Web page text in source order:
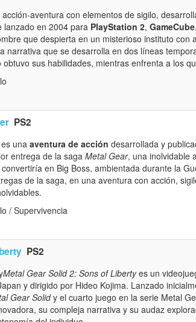
aventura con elementos de sigilo,
lanzado en 2004 para PlayStation 2, GameCube
que despierta en un misterioso instituto con
narrativa que se desarrolla en dos líneas
sus habilidades, mientras enfrenta a los
PS2
una aventura de acción desarrollada y
entrega de la saga Metal Gear, una inolvidable
en Big Boss, ambientada durante la
de la saga, en una aventura con acción,
/ Supervivencia
PS2
Metal Gear Solid 2: Sons of Libertyes un
y dirigido por Hideo Kojima. Lanzado
Gear Solidy el cuarto juego en la serie Metal
su compleja narrativa y su audaz